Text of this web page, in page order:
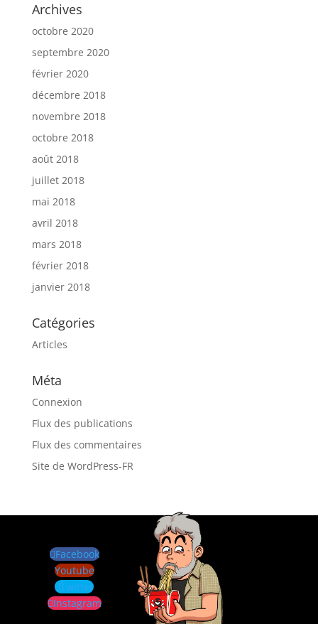
Archives
octobre 2020
septembre 2020
février 2020
décembre 2018
novembre 2018
octobre 2018
août 2018
juillet 2018
mai 2018
avril 2018
mars 2018
février 2018
janvier 2018
Catégories
Articles
Méta
Connexion
Flux des publications
Flux des commentaires
Site de WordPress-FR
Facebook
Youtube
Twitter
Instagram